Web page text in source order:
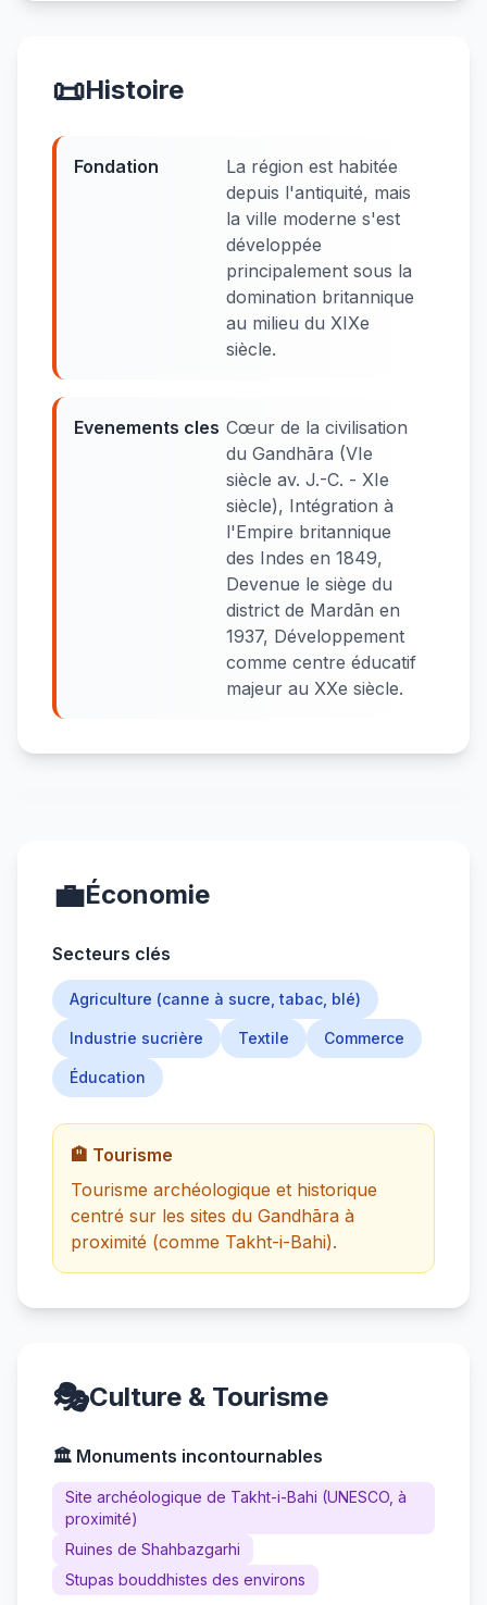
📜Histoire
Fondation
La région est habitée
depuis l'antiquité, mais
la ville moderne s'est
développée
principalement sous la
domination britannique
au milieu du XIXe
siècle.
Evenements cles Cœur de la civilisation
du Gandhāra (VIe
siècle av. J.-C. - XIe
siècle), Intégration à
l'Empire britannique
des Indes en 1849,
Devenue le siège du
district de Mardān en
1937, Développement
comme centre éducatif
majeur au XXe siècle.
💼Économie
Secteurs clés
Agriculture (canne à sucre, tabac, blé)
Industrie sucrière Textile Commerce
Éducation
🏨 Tourisme
Tourisme archéologique et historique
centré sur les sites du Gandhāra à
proximité (comme Takht-i-Bahi).
🎭Culture & Tourisme
🏛️ Monuments incontournables
Site archéologique de Takht-i-Bahi (UNESCO, à
proximité)
Ruines de Shahbazgarhi
Stupas bouddhistes des environs